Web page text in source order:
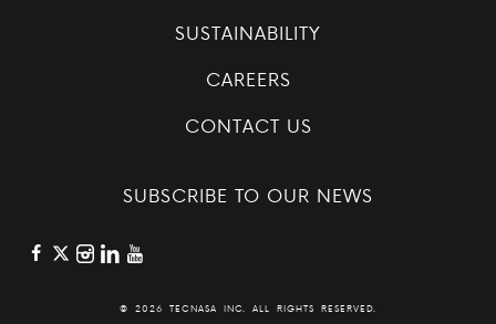
SUSTAINABILITY
CAREERS
CONTACT US
SUBSCRIBE TO OUR NEWS
© 2026 TECNASA INC. ALL RIGHTS RESERVED.